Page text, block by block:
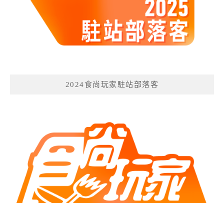
2024食尚玩家駐站部落客